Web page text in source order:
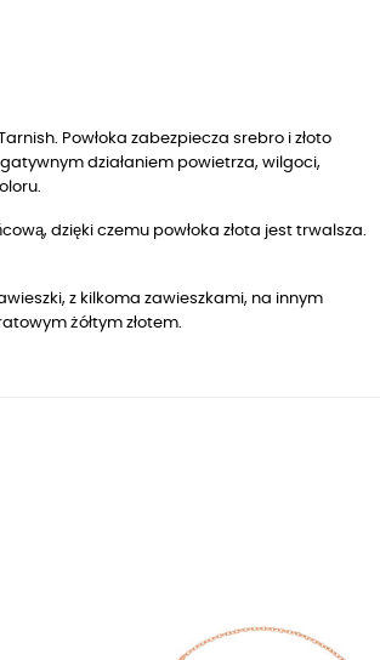
Powłoka zabezpiecza srebro i złoto
działaniem powietrza, wilgoci,
dzięki czemu powłoka złota jest trwalsza.
z kilkoma zawieszkami, na innym
żółtym złotem.